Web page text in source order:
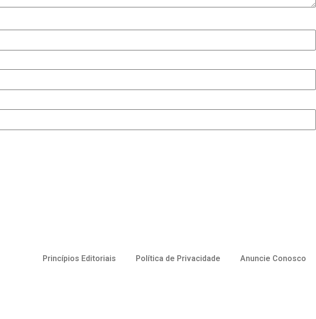
Princípios Editoriais Política de Privacidade Anuncie Conosco